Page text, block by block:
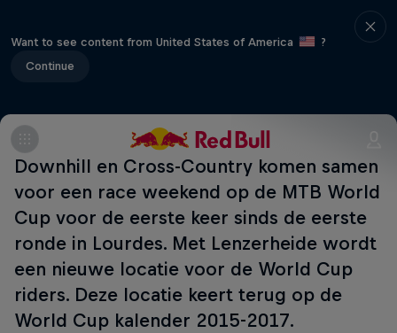
Want to see content from United States of America
?
Continue
Downhill en Cross-Country komen samen
voor een race weekend op de MTB World
Cup voor de eerste keer sinds de eerste
ronde in Lourdes. Met Lenzerheide wordt
een nieuwe locatie voor de World Cup
riders. Deze locatie keert terug op de
World Cup kalender 2015-2017.